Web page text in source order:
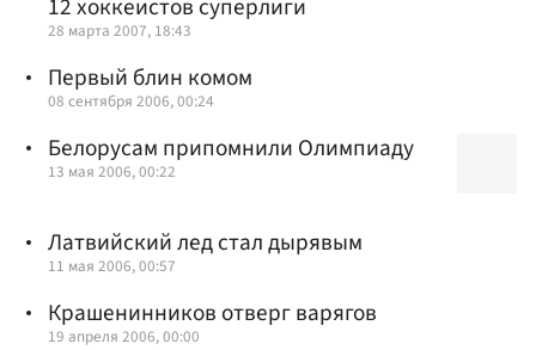
12 хоккеистов суперлиги
28 марта 2007, 18:43
Первый блин комом
08 сентября 2006, 00:24
Белорусам припомнили Олимпиаду
13 мая 2006, 00:22
Латвийский лед стал дырявым
11 мая 2006, 00:57
Крашенинников отверг варягов
19 апреля 2006, 00:00